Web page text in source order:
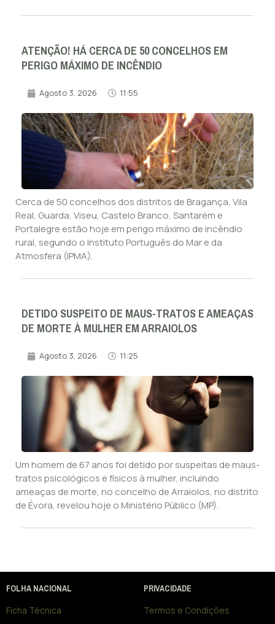
ATENÇÃO! HÁ CERCA DE 50 CONCELHOS EM
PERIGO MÁXIMO DE INCÊNDIO
Agosto 3, 2026 11:55
Cerca de 50 concelhos dos distritos de Bragança, Vila
Real, Guarda, Viseu, Castelo Branco, Santarém e
Portalegre estão hoje em perigo máximo de incêndio
rural, segundo o Instituto Português do Mar e da
Atmosfera (IPMA).
DETIDO SUSPEITO DE MAUS-TRATOS E AMEAÇAS
DE MORTE À MULHER EM ARRAIOLOS
Agosto 3, 2026 11:25
Um homem de 67 anos foi detido por suspeitas de maus-
tratos psicológicos e físicos à mulher, incluindo
ameaças de morte, no concelho de Arraiolos, no distrito
de Évora, revelou hoje o Ministério Público (MP).
FOLHA NACIONAL
Ficha Técnica
PRIVACIDADE
Termos e Condições